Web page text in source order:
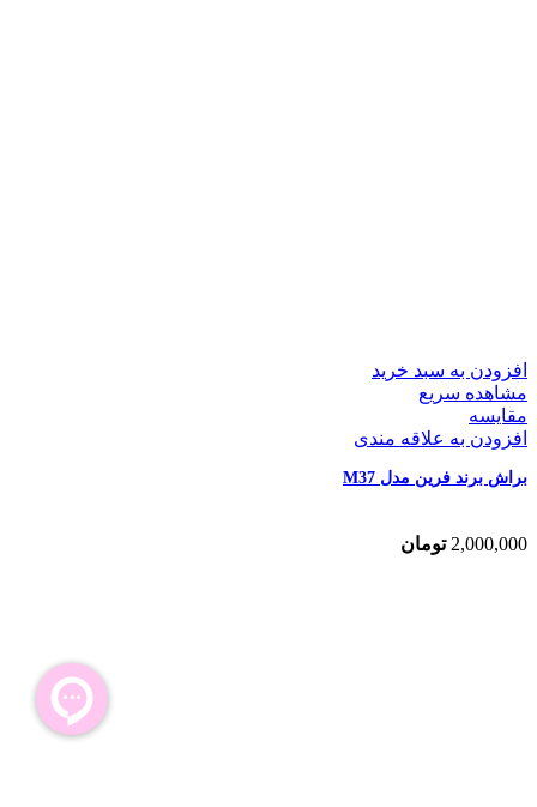
افزودن به سبد خرید
مشاهده سریع
مقایسه
افزودن به علاقه مندی
براش برند فرین مدل M37
2,000,000 تومان